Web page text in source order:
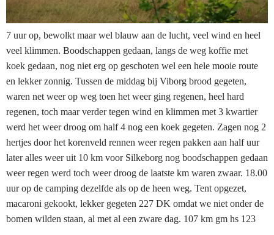
7 uur op, bewolkt maar wel blauw aan de lucht, veel wind en heel
veel klimmen. Boodschappen gedaan, langs de weg koffie met
koek gedaan, nog niet erg op geschoten wel een hele mooie route
en lekker zonnig. Tussen de middag bij Viborg brood gegeten,
waren net weer op weg toen het weer ging regenen, heel hard
regenen, toch maar verder tegen wind en klimmen met 3 kwartier
werd het weer droog om half 4 nog een koek gegeten. Zagen nog 2
hertjes door het korenveld rennen weer regen pakken aan half uur
later alles weer uit 10 km voor Silkeborg nog boodschappen gedaan
weer regen werd toch weer droog de laatste km waren zwaar. 18.00
uur op de camping dezelfde als op de heen weg. Tent opgezet,
macaroni gekookt, lekker gegeten 227 DK omdat we niet onder de
bomen wilden staan, al met al een zware dag. 107 km gm hs 123